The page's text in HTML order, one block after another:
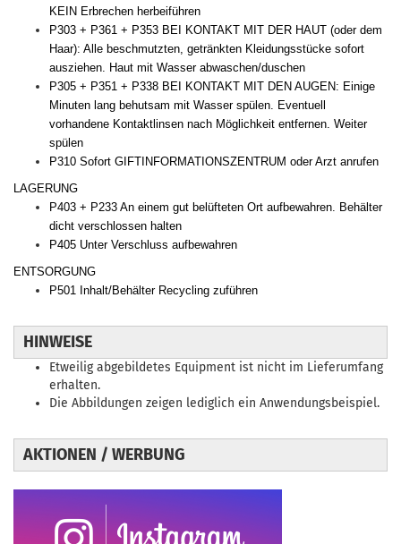
KEIN Erbrechen herbeiführen
P303 + P361 + P353 BEI KONTAKT MIT DER HAUT (oder dem
Haar): Alle beschmutzten, getränkten Kleidungsstücke sofort
ausziehen. Haut mit Wasser abwaschen/duschen
P305 + P351 + P338 BEI KONTAKT MIT DEN AUGEN: Einige
Minuten lang behutsam mit Wasser spülen. Eventuell
vorhandene Kontaktlinsen nach Möglichkeit entfernen. Weiter
spülen
P310 Sofort GIFTINFORMATIONSZENTRUM oder Arzt anrufen
LAGERUNG
P403 + P233 An einem gut belüfteten Ort aufbewahren. Behälter
dicht verschlossen halten
P405 Unter Verschluss aufbewahren
ENTSORGUNG
P501 Inhalt/Behälter Recycling zuführen
HINWEISE
Etweilig abgebildetes Equipment ist nicht im Lieferumfang
erhalten.
Die Abbildungen zeigen lediglich ein Anwendungsbeispiel.
AKTIONEN / WERBUNG